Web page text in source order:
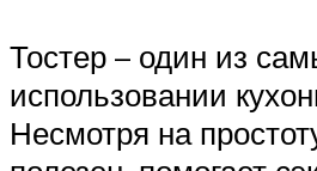
Тостер – один из
использовании
Несмотря на